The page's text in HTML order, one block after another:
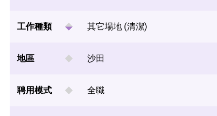
工作種類 其它場地 (清潔)
地區 沙田
聘用模式 全職